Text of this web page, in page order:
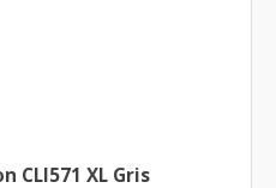
CLI571 XL Gris